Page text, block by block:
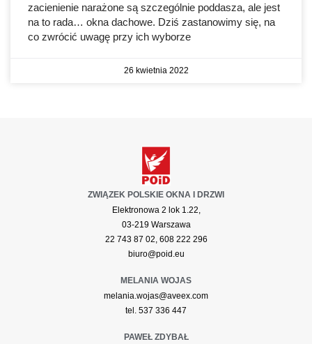
zacienienie narażone są szczególnie poddasza, ale jest
na to rada… okna dachowe. Dziś zastanowimy się, na
co zwrócić uwagę przy ich wyborze
26 kwietnia 2022
ZWIĄZEK POLSKIE OKNA I DRZWI
Elektronowa 2 lok 1.22,
03-219 Warszawa
22 743 87 02, 608 222 296
biuro@poid.eu
MELANIA WOJAS
melania.wojas@aveex.com
tel. 537 336 447
PAWEŁ ZDYBAŁ